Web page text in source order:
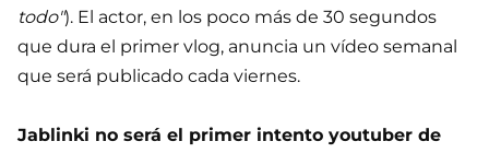
todo"). El actor, en los poco más de 30 segundos
que dura el primer vlog, anuncia un vídeo semanal
que será publicado cada viernes.
Jablinki no será el primer intento youtuber de